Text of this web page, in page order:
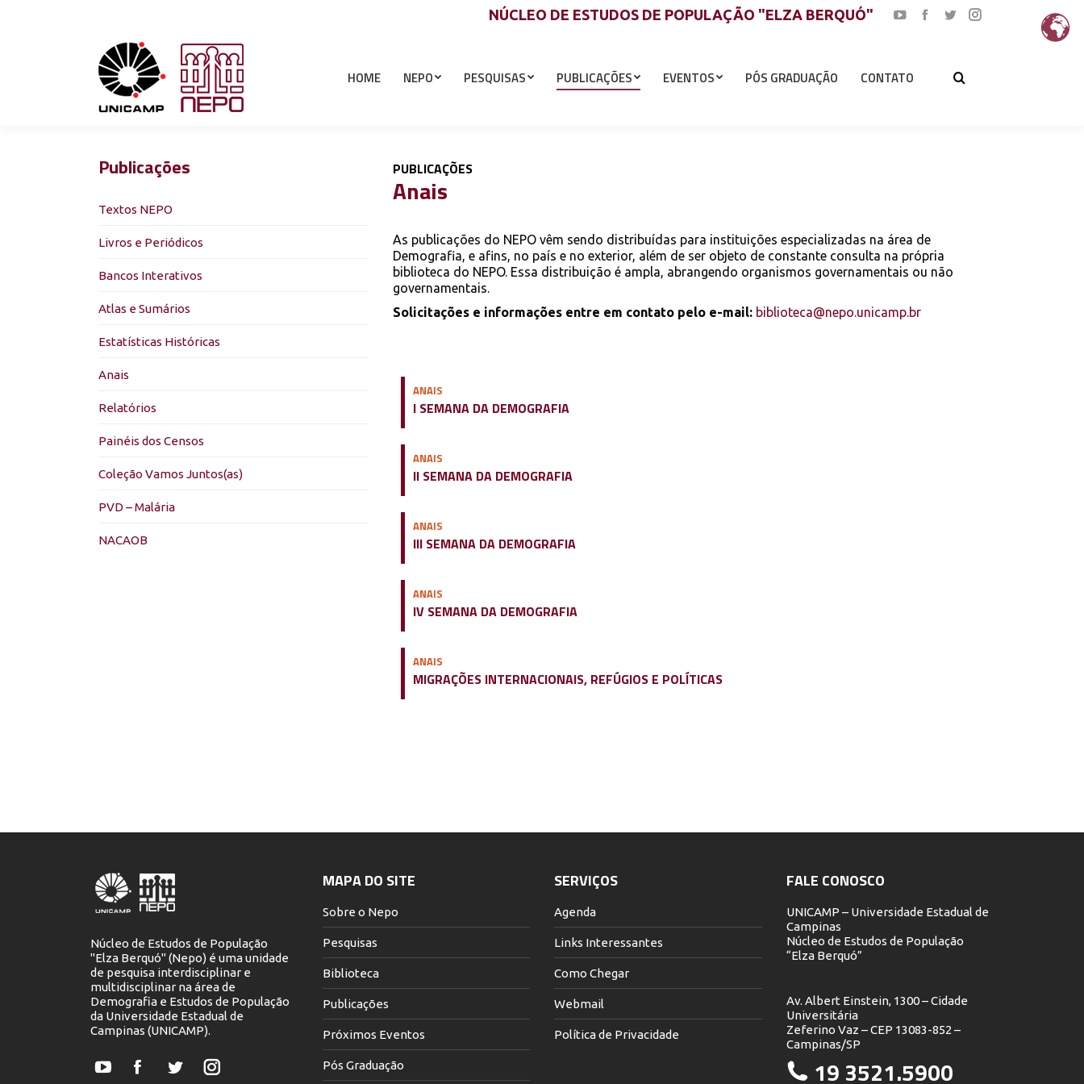
NÚCLEO DE ESTUDOS DE POPULAÇÃO "ELZA BERQUÓ"
YouTube
in
Facebook
Twitter
in
Instagram
HOME NEPO PESQUISAS PUBLICAÇÕES EVENTOS PÓS GRADUAÇÃO CONTATO
PUBLICAÇÕES
Anais
As publicações do NEPO vêm sendo distribuídas para instituições especializadas na área de
Demografia, e afins, no país e no exterior, além de ser objeto de constante consulta na própria
biblioteca do NEPO. Essa distribuição é ampla, abrangendo organismos governamentais ou não
governamentais.
Solicitações e informações entre em contato pelo e-mail: biblioteca@nepo.unicamp.br
ANAIS
I SEMANA DA DEMOGRAFIA
ANAIS
II SEMANA DA DEMOGRAFIA
ANAIS
III SEMANA DA DEMOGRAFIA
ANAIS
IV SEMANA DA DEMOGRAFIA
ANAIS
MIGRAÇÕES INTERNACIONAIS, REFÚGIOS E POLÍTICAS
Publicações
Textos NEPO
Livros e Periódicos
Bancos Interativos
Atlas e Sumários
Estatísticas Históricas
Anais
Relatórios
Painéis dos Censos
Coleção Vamos Juntos(as)
PVD – Malária
NACAOB
Núcleo de Estudos de População
"Elza Berquó" (Nepo) é uma unidade
de pesquisa interdisciplinar e
multidisciplinar na área de
Demografia e Estudos de População
da Universidade Estadual de
Campinas (UNICAMP).
YouTubeFacebookTwitterInstagram
MAPA DO SITE
Sobre o Nepo
Pesquisas
Biblioteca
Publicações
Próximos Eventos
Pós Graduação
SERVIÇOS
Agenda
Links Interessantes
Como Chegar
Webmail
Política de Privacidade
FALE CONOSCO
UNICAMP – Universidade Estadual de
Campinas
Núcleo de Estudos de População
“Elza Berquó”
Av. Albert Einstein, 1300 – Cidade
Universitária
Zeferino Vaz – CEP 13083-852 –
Campinas/SP
19 3521.5900